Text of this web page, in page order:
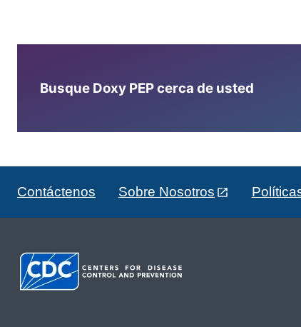
Busque Doxy PEP cerca de usted
Contáctenos Sobre Nosotros